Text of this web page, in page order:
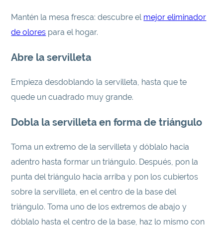
Mantén la mesa fresca: descubre el mejor eliminador
de olores para el hogar.
Abre la servilleta
Empieza desdoblando la servilleta, hasta que te
quede un cuadrado muy grande.
Dobla la servilleta en forma de triángulo
Toma un extremo de la servilleta y dóblalo hacia
adentro hasta formar un triángulo. Después, pon la
punta del triángulo hacia arriba y pon los cubiertos
sobre la servilleta, en el centro de la base del
triángulo. Toma uno de los extremos de abajo y
dóblalo hasta el centro de la base, haz lo mismo con